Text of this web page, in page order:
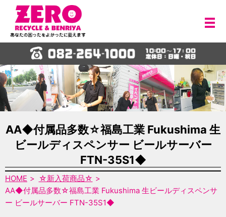
メ
AA◆付属品多数☆福島工業 Fukushima 生
ビールディスペンサー ビールサーバー
FTN-35S1◆
HOME
☆新入荷商品☆
AA◆付属品多数☆福島工業 Fukushima 生ビールディスペンサ
ー ビールサーバー FTN-35S1◆